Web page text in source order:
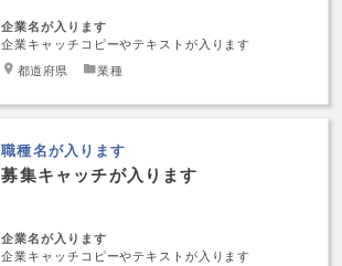
企業名が入ります
企業キャッチコピーやテキストが入ります
都道府県 業種
職種名が入ります
募集キャッチが入ります
企業名が入ります
企業キャッチコピーやテキストが入ります